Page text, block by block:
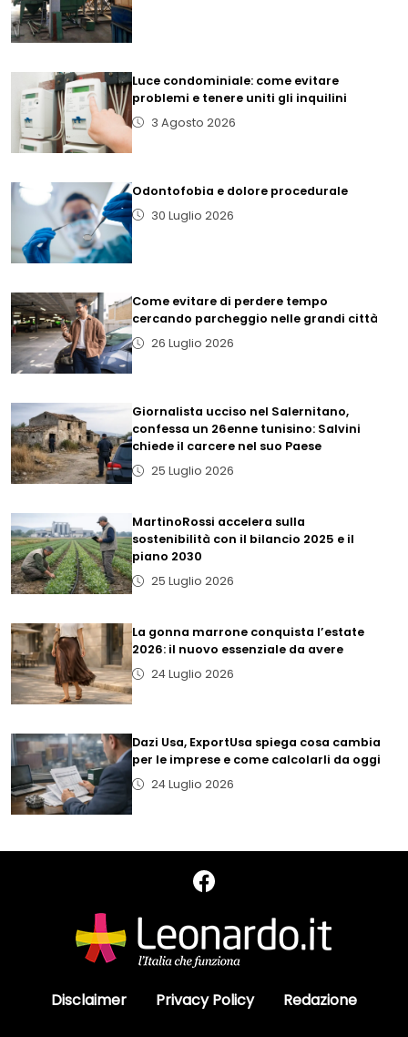
Luce condominiale: come evitare
problemi e tenere uniti gli inquilini
3 Agosto 2026
Odontofobia e dolore procedurale
30 Luglio 2026
Come evitare di perdere tempo
cercando parcheggio nelle grandi città
26 Luglio 2026
Giornalista ucciso nel Salernitano,
confessa un 26enne tunisino: Salvini
chiede il carcere nel suo Paese
25 Luglio 2026
MartinoRossi accelera sulla
sostenibilità con il bilancio 2025 e il
piano 2030
25 Luglio 2026
La gonna marrone conquista l’estate
2026: il nuovo essenziale da avere
24 Luglio 2026
Dazi Usa, ExportUsa spiega cosa cambia
per le imprese e come calcolarli da oggi
24 Luglio 2026
Disclaimer Privacy Policy Redazione